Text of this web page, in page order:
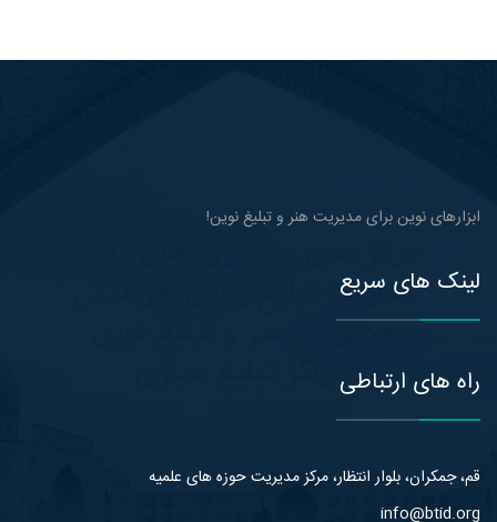
ابزارهای نوین برای مدیریت هنر و تبلیغ نوین!
لینک های سریع
راه های ارتباطی
قم، جمکران، بلوار انتظار، مرکز مدیریت حوزه های علمیه
info@btid.org